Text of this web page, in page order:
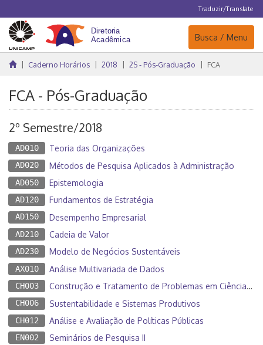
Traduzir/Translate
Navegação
Busca / Menu
Caderno Horários 2018 2S - Pós-Graduação FCA
FCA - Pós-Graduação
2º Semestre/2018
AD010 Teoria das Organizações
AD020 Métodos de Pesquisa Aplicados à Administração
AD050 Epistemologia
AD120 Fundamentos de Estratégia
AD150 Desempenho Empresarial
AD210 Cadeia de Valor
AD230 Modelo de Negócios Sustentáveis
AX010 Análise Multivariada de Dados
CH003 Construção e Tratamento de Problemas em Ciências Humanas e Sociais
CH006 Sustentabilidade e Sistemas Produtivos
CH012 Análise e Avaliação de Políticas Públicas
EN002 Seminários de Pesquisa II